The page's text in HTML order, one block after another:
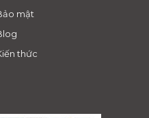
mật
thức